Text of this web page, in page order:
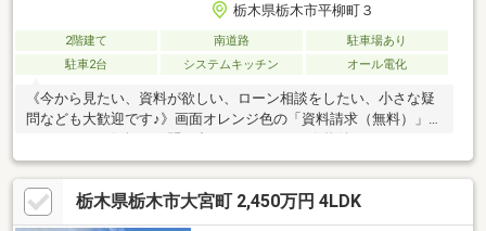
栃木県栃木市平柳町３
2階建て 南道路
駐車場あり
駐車2台
システムキッチン オール電化
《今から見たい、資料が欲しい、ローン相談をしたい、小さな疑
問なども大歓迎です♪》画面オレンジ色の「資料請求（無料）」を
POINT☆・インナーバルコニーなので雨でも洗濯物が濡れず安心
♪・うれしい食洗器、食器棚付きの物件！・大宮小学校まで1.4ｋ
ｍとお子様の通学も安心です♪☆周辺ロケーション☆大宮北小学
校 約1.4ｋｍ/徒歩18分東陽中学校 約2.9ｋｍ/徒歩37分ヨーク
栃木県栃木市大宮町 2,450万円 4LDK